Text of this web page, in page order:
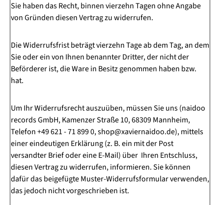
Sie haben das Recht, binnen vierzehn Tagen ohne Angabe
von Gründen diesen Vertrag zu widerrufen.
Die Widerrufsfrist beträgt vierzehn Tage ab dem Tag, an dem
Sie oder ein von Ihnen benannter Dritter, der nicht der
Beförderer ist, die Ware in Besitz genommen haben bzw.
hat.
Um Ihr Widerrufsrecht auszuüben, müssen Sie uns (naidoo
records GmbH, Kamenzer Straße 10, 68309 Mannheim,
Telefon +49 621 - 71 899 0, shop@xaviernaidoo.de), mittels
einer eindeutigen Erklärung (z. B. ein mit der Post
versandter Brief oder eine E-Mail) über Ihren Entschluss,
diesen Vertrag zu widerrufen, informieren. Sie können
dafür das beigefügte Muster-Widerrufsformular verwenden,
das jedoch nicht vorgeschrieben ist.